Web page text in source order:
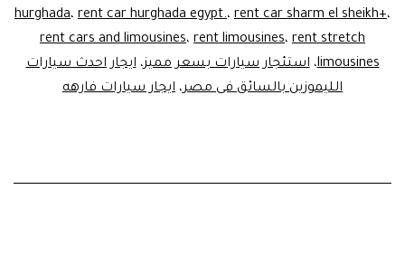
hurghada، rent car hurghada egypt.، rent car sharm el sheikh+،
rent cars and limousines، rent limousines، rent stretch
limousines،استئجار سيارات بسعر مميز،ايجار احدث سيارات
الليموزين بالسائق فى مصر، ايجار سيارات فارهه